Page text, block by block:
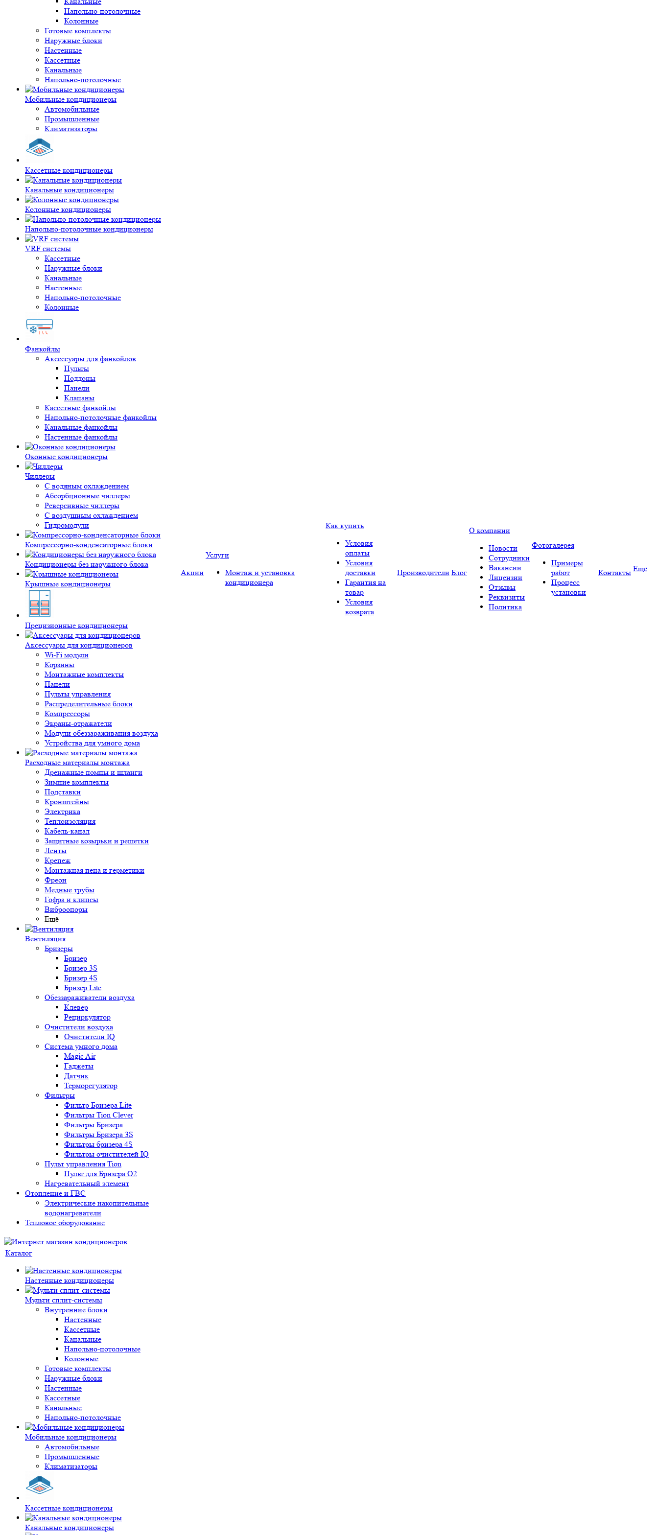
Напольно-потолочные
Колонные
Готовые комплекты
Наружные блоки
Настенные
Кассетные
Канальные
Напольно-потолочные
Мобильные кондиционеры
Автомобильные
Промышленные
Климатизаторы
Кассетные кондиционеры
Канальные кондиционеры
Колонные кондиционеры
Напольно-потолочные кондиционеры
VRF системы
Кассетные
Наружные блоки
Канальные
Настенные
Напольно-потолочные
Колонные
Фанкойлы
Аксессуары для фанкойлов
Пульты
Поддоны
Панели
Клапаны
Кассетные фанкойлы
Напольно-потолочные фанкойлы
Канальные фанкойлы
Настенные фанкойлы
Оконные кондиционеры
Чиллеры
С водяным охлаждением
Абсорбционные чиллеры
Реверсивные чиллеры
С воздушным охлаждением
Гидромодули
Компрессорно-конденсаторные блоки
Кондиционеры без наружного блока
Крышные кондиционеры
Прецизионные кондиционеры
Аксессуары для кондиционеров
Wi-Fi модули
Корзины
Монтажные комплекты
Панели
Пульты управления
Распределительные блоки
Компрессоры
Экраны-отражатели
Модули обеззараживания воздуха
Устройства для умного дома
Расходные материалы монтажа
Дренажные помпы и шланги
Зимние комплекты
Подставки
Кронштейны
Электрика
Теплоизоляция
Кабель-канал
Защитные козырьки и решетки
Ленты
Крепеж
Монтажная пена и герметики
Фреон
Медные трубы
Гофра и клипсы
Виброопоры
Ещё
Вентиляция
Бризеры
Бризер
Бризер 3S
Бризер 4S
Бризер Lite
Обеззараживатели воздуха
Клевер
Рециркулятор
Очистители воздуха
Очистители IQ
Система умного дома
Magic Air
Гаджеты
Датчик
Терморегулятор
Фильтры
Фильтр Бризера Lite
Фильтры Tion Clever
Фильтры Бризера
Фильтры Бризера 3S
Фильтры бризера 4S
Фильтры очистителей IQ
Пульт управления Tion
Пульт для Бризера O2
Нагревательный элемент
Отопление и ГВС
Электрические накопительные
водонагреватели
Тепловое оборудование
Акции
Услуги
Монтаж и установка
кондиционера
Как купить
Условия
оплаты
Условия
доставки
Гарантия на
товар
Условия
возврата
Производители Блог
О компании
Новости
Сотрудники
Вакансии
Лицензии
Отзывы
Реквизиты
Политика
Фотогалерея
Примеры
работ
Процесс
установки
Контакты Ещё
Каталог
Настенные кондиционеры
Мульти сплит-системы
Внутренние блоки
Настенные
Кассетные
Канальные
Напольно-потолочные
Колонные
Готовые комплекты
Наружные блоки
Настенные
Кассетные
Канальные
Напольно-потолочные
Мобильные кондиционеры
Автомобильные
Промышленные
Климатизаторы
Кассетные кондиционеры
Канальные кондиционеры